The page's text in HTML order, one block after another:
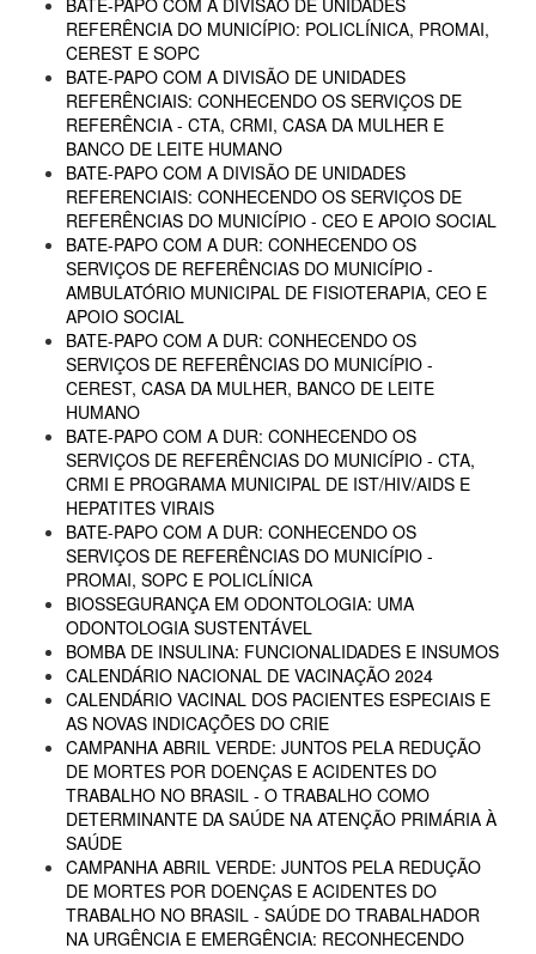
BATE-PAPO COM A DIVISÃO DE UNIDADES
REFERÊNCIA DO MUNICÍPIO: POLICLÍNICA, PROMAI,
CEREST E SOPC
BATE-PAPO COM A DIVISÃO DE UNIDADES
REFERÊNCIAIS: CONHECENDO OS SERVIÇOS DE
REFERÊNCIA - CTA, CRMI, CASA DA MULHER E
BANCO DE LEITE HUMANO
BATE-PAPO COM A DIVISÃO DE UNIDADES
REFERENCIAIS: CONHECENDO OS SERVIÇOS DE
REFERÊNCIAS DO MUNICÍPIO - CEO E APOIO SOCIAL
BATE-PAPO COM A DUR: CONHECENDO OS
SERVIÇOS DE REFERÊNCIAS DO MUNICÍPIO -
AMBULATÓRIO MUNICIPAL DE FISIOTERAPIA, CEO E
APOIO SOCIAL
BATE-PAPO COM A DUR: CONHECENDO OS
SERVIÇOS DE REFERÊNCIAS DO MUNICÍPIO -
CEREST, CASA DA MULHER, BANCO DE LEITE
HUMANO
BATE-PAPO COM A DUR: CONHECENDO OS
SERVIÇOS DE REFERÊNCIAS DO MUNICÍPIO - CTA,
CRMI E PROGRAMA MUNICIPAL DE IST/HIV/AIDS E
HEPATITES VIRAIS
BATE-PAPO COM A DUR: CONHECENDO OS
SERVIÇOS DE REFERÊNCIAS DO MUNICÍPIO -
PROMAI, SOPC E POLICLÍNICA
BIOSSEGURANÇA EM ODONTOLOGIA: UMA
ODONTOLOGIA SUSTENTÁVEL
BOMBA DE INSULINA: FUNCIONALIDADES E INSUMOS
CALENDÁRIO NACIONAL DE VACINAÇÃO 2024
CALENDÁRIO VACINAL DOS PACIENTES ESPECIAIS E
AS NOVAS INDICAÇÕES DO CRIE
CAMPANHA ABRIL VERDE: JUNTOS PELA REDUÇÃO
DE MORTES POR DOENÇAS E ACIDENTES DO
TRABALHO NO BRASIL - O TRABALHO COMO
DETERMINANTE DA SAÚDE NA ATENÇÃO PRIMÁRIA À
SAÚDE
CAMPANHA ABRIL VERDE: JUNTOS PELA REDUÇÃO
DE MORTES POR DOENÇAS E ACIDENTES DO
TRABALHO NO BRASIL - SAÚDE DO TRABALHADOR
NA URGÊNCIA E EMERGÊNCIA: RECONHECENDO